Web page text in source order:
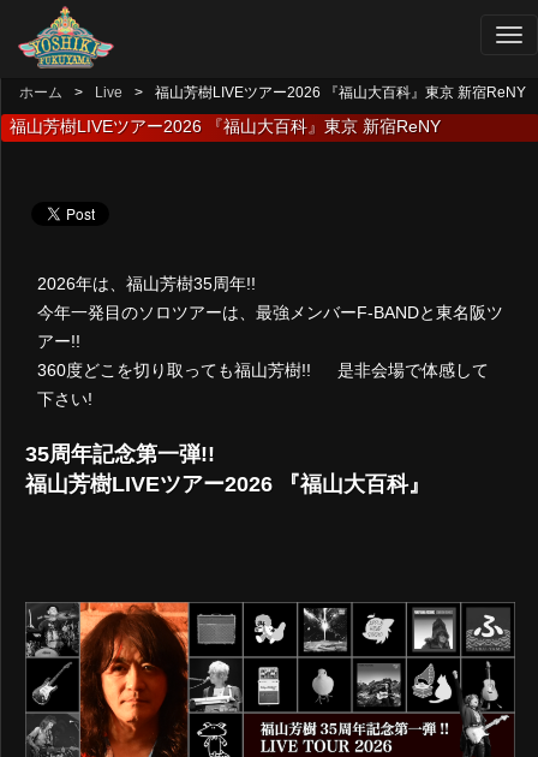
ホーム Live 福山芳樹LIVEツアー2026 『福山大百科』東京 新宿ReNY
福山芳樹LIVEツアー2026 『福山大百科』東京 新宿ReNY
2026年は、福山芳樹35周年!!
今年一発目のソロツアーは、最強メンバーF-BANDと東名阪ツ
アー!!
360度どこを切り取っても福山芳樹!! 是非会場で体感して
下さい!
35周年記念第一弾!!
福山芳樹LIVEツアー2026 『福山大百科』